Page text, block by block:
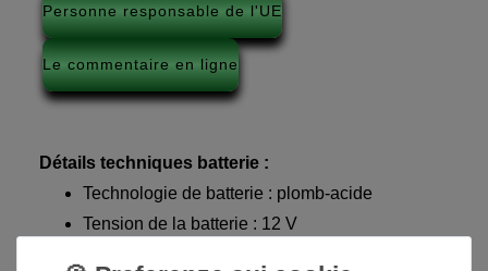
Personne responsable de l'UE
Le commentaire en ligne
Détails techniques batterie :
Technologie de batterie : plomb-acide
Tension de la batterie : 12 V